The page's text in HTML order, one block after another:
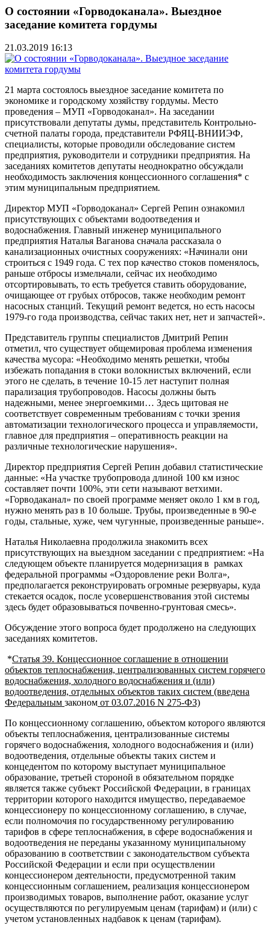
О состоянии «Горводоканала». Выездное
заседание комитета гордумы
21.03.2019 16:13
21 марта состоялось выездное заседание комитета по
экономике и городскому хозяйству гордумы. Место
проведения – МУП «Горводоканал». На заседании
присутствовали депутаты думы, представитель Контрольно-
счетной палаты города, представители РФЯЦ-ВНИИЭФ,
специалисты, которые проводили обследование систем
предприятия, руководители и сотрудники предприятия. На
заседаниях комитетов депутаты неоднократно обсуждали
необходимость заключения концессионного соглашения* с
этим муниципальным предприятием.
Директор МУП «Горводоканал» Сергей Репин ознакомил
присутствующих с объектами водоотведения и
водоснабжения. Главный инженер муниципального
предприятия Наталья Ваганова сначала рассказала о
канализационных очистных сооружениях: «Начинали они
строиться с 1949 года. С тех пор качество стоков поменялось,
раньше отбросы измельчали, сейчас их необходимо
отсортировывать, то есть требуется ставить оборудование,
очищающее от грубых отбросов, также необходим ремонт
насосных станций. Текущий ремонт ведется, но есть насосы
1979-го года производства, сейчас таких нет, нет и запчастей».
Представитель группы специалистов Дмитрий Репин
отметил, что существует общемировая проблема изменения
качества мусора: «Необходимо менять решетки, чтобы
избежать попадания в стоки волокнистых включений, если
этого не сделать, в течение 10-15 лет наступит полная
парализация трубопроводов. Насосы должны быть
надежными, менее энергоемкими… Здесь щитовая не
соответствует современным требованиям с точки зрения
автоматизации технологического процесса и управляемости,
главное для предприятия – оперативность реакции на
различные технологические нарушения».
Директор предприятия Сергей Репин добавил статистические
данные: «На участке трубопровода длиной 100 км износ
составляет почти 100%, эти сети называют ветхими.
«Горводаканал» по своей программе меняет около 1 км в год,
нужно менять раз в 10 больше. Трубы, произведенные в 90-е
годы, стальные, хуже, чем чугунные, произведенные раньше».
Наталья Николаевна продолжила знакомить всех
присутствующих на выездном заседании с предприятием: «На
следующем объекте планируется модернизация в рамках
федеральной программы «Оздоровление реки Волга»,
предполагается реконструировать огромные резервуары, куда
стекается осадок, после усовершенствования этой системы
здесь будет образовываться почвенно-грунтовая смесь».
Обсуждение этого вопроса будет продолжено на следующих
заседаниях комитетов.
*Статья 39. Концессионное соглашение в отношении
объектов теплоснабжения, централизованных систем горячего
водоснабжения, холодного водоснабжения и (или)
водоотведения, отдельных объектов таких систем (введена
Федеральным законом от 03.07.2016 N 275-ФЗ)
По концессионному соглашению, объектом которого являются
объекты теплоснабжения, централизованные системы
горячего водоснабжения, холодного водоснабжения и (или)
водоотведения, отдельные объекты таких систем и
концедентом по которому выступает муниципальное
образование, третьей стороной в обязательном порядке
является также субъект Российской Федерации, в границах
территории которого находится имущество, передаваемое
концессионеру по концессионному соглашению, в случае,
если полномочия по государственному регулированию
тарифов в сфере теплоснабжения, в сфере водоснабжения и
водоотведения не переданы указанному муниципальному
образованию в соответствии с законодательством субъекта
Российской Федерации и если при осуществлении
концессионером деятельности, предусмотренной таким
концессионным соглашением, реализация концессионером
производимых товаров, выполнение работ, оказание услуг
осуществляются по регулируемым ценам (тарифам) и (или) с
учетом установленных надбавок к ценам (тарифам).